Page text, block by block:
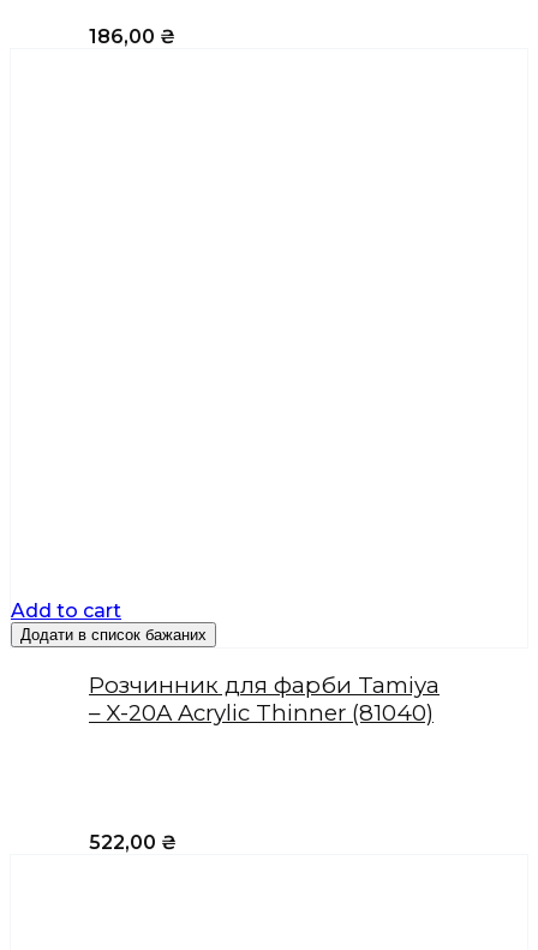
186,00 ₴
Add to cart
Додати в список бажаних
Розчинник для фарби Tamiya
– X-20A Acrylic Thinner (81040)
522,00 ₴